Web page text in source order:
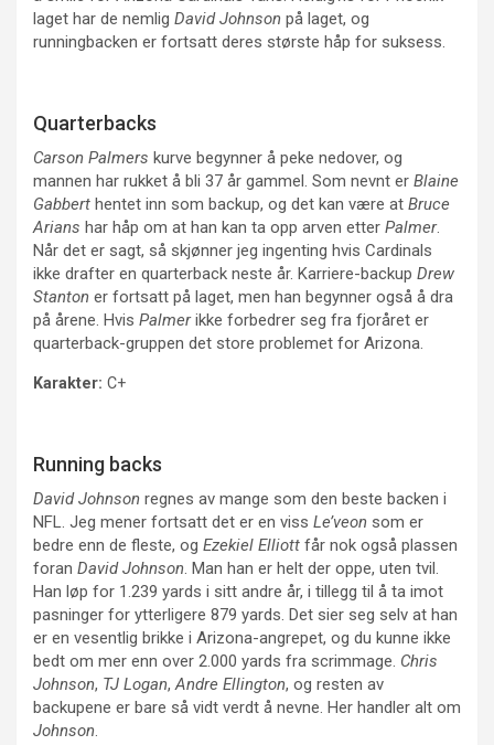
laget har de nemlig David Johnson på laget, og
runningbacken er fortsatt deres største håp for suksess.
Quarterbacks
Carson Palmers kurve begynner å peke nedover, og
mannen har rukket å bli 37 år gammel. Som nevnt er Blaine
Gabbert hentet inn som backup, og det kan være at Bruce
Arians har håp om at han kan ta opp arven etter Palmer.
Når det er sagt, så skjønner jeg ingenting hvis Cardinals
ikke drafter en quarterback neste år. Karriere-backup Drew
Stanton er fortsatt på laget, men han begynner også å dra
på årene. Hvis Palmerikke forbedrer seg fra fjoråret er
quarterback-gruppen det store problemet for Arizona.
Karakter: C+
Running backs
David Johnson regnes av mange som den beste backen i
NFL. Jeg mener fortsatt det er en viss Le’veon som er
bedre enn de fleste, og Ezekiel Elliott får nok også plassen
foran David Johnson. Man han er helt der oppe, uten tvil.
Han løp for 1.239 yards i sitt andre år, i tillegg til å ta imot
pasninger for ytterligere 879 yards. Det sier seg selv at han
er en vesentlig brikke i Arizona-angrepet, og du kunne ikke
bedt om mer enn over 2.000 yards fra scrimmage. Chris
Johnson, TJ Logan,Andre Ellington, og resten av
backupene er bare så vidt verdt å nevne. Her handler alt om
Johnson.